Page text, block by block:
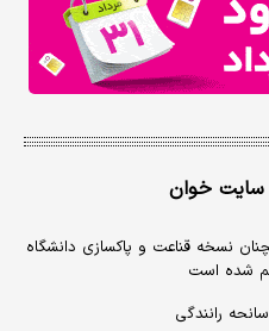
سایت خوان
نسخه قناعت و پاکسازی دانشگاه
شده است
رانندگی